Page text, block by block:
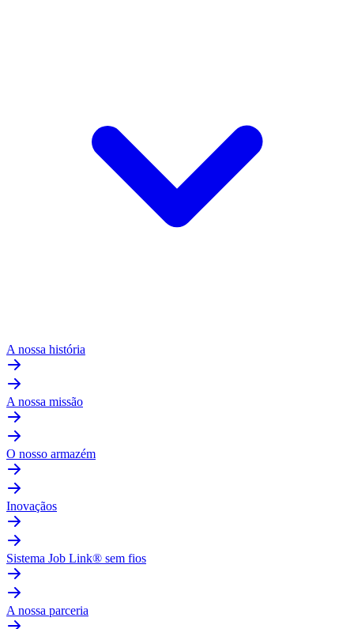
A nossa história
A nossa missão
O nosso armazém
Inovaçãos
Sistema Job Link® sem fios
A nossa parceria